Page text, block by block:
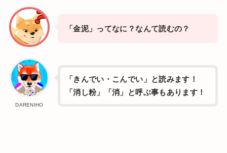
「金泥」ってなに？なんて読むの？
DARENIHO
「きんでい・こんでい」と読みます！
「消し粉」「消」と呼ぶ事もあります！